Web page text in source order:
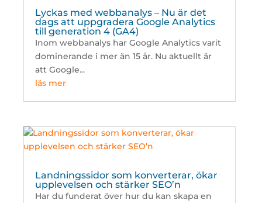
Lyckas med webbanalys – Nu är det
dags att uppgradera Google Analytics
till generation 4 (GA4)
Inom webbanalys har Google Analytics varit
dominerande i mer än 15 år. Nu aktuellt är
att Google...
läs mer
Landningssidor som konverterar, ökar
upplevelsen och stärker SEO’n
Har du funderat över hur du kan skapa en